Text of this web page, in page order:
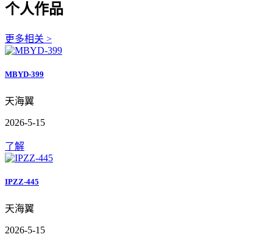
个人作品
更多相关 >
MBYD-399
天海翼
2026-5-15
了解
IPZZ-445
天海翼
2026-5-15